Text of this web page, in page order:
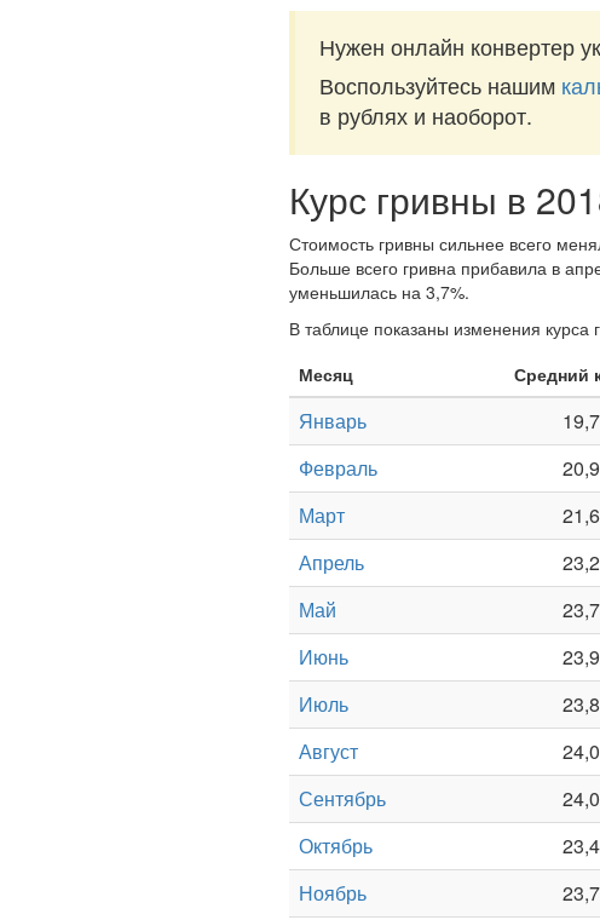
Нужен онлайн конвертер
Воспользуйтесь нашим
в рублях и наоборот.
Курс гривны в
Стоимость гривны сильнее всего
Больше всего гривна прибавила в
уменьшилась на 3,7%.
В таблице показаны изменения
Месяц
Средний
Январь
Февраль
Март
Апрель
Май
Июнь
Июль
Август
Сентябрь
Октябрь
Ноябрь